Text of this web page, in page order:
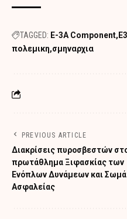
TAGGED: E-3A Component
πολεμικη σμηναρχια
PREVIOUS ARTICLE
Διακρίσεις πυροσβεστών
πρωτάθλημα Ξιφασκίας των
Ενόπλων Δυνάμεων και
Ασφαλείας